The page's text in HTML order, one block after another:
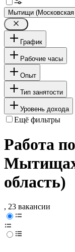
Мытищи (Московская
График
Рабочие часы
Опыт
Тип занятости
Уровень дохода
Ещё фильтры
Работа
область)
, 23 вакансии